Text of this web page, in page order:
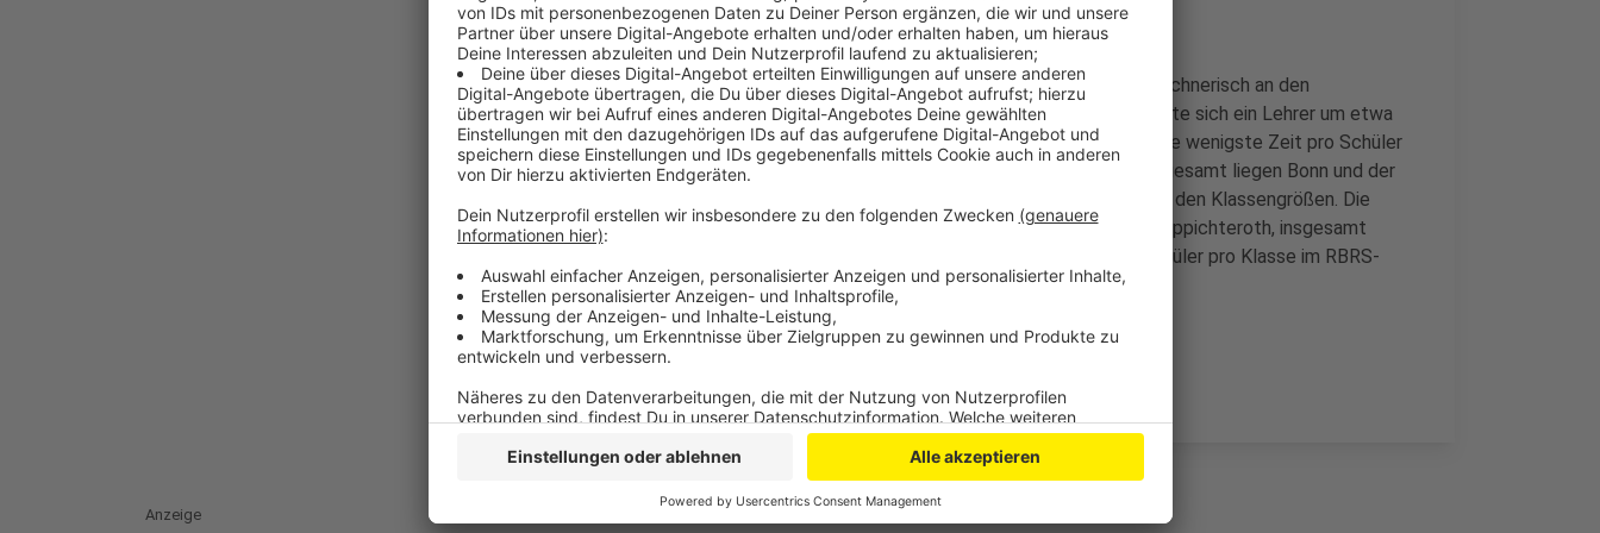
Am Besten war die Betreuung der Kinder und Jugendlichen rein rechnerisch an den
Förderschulen im Bereich der Grund- und Hauptschulen, dort konnte sich ein Lehrer um etwa
fünf Schüler kümmern. Auf der anderen Seite hatten die Lehrer die wenigste Zeit pro Schüler
an den Realschulen, dort war das Verhältnis eins zu fünfzehn. Insgesamt liegen Bonn und der
Rhein-Sieg-Kreis damit im landesweiten Durchschnitt. Ebenso bei den Klassengrößen. Die
größten Klassen gab's durchschnittlich in Bonn, die kleinsten in Ruppichteroth, insgesamt
waren es im vergangenen Schuljahr etwa 24 Schülerinnen und Schüler pro Klasse im RBRS-
Land.
Anzeige
Anzeige